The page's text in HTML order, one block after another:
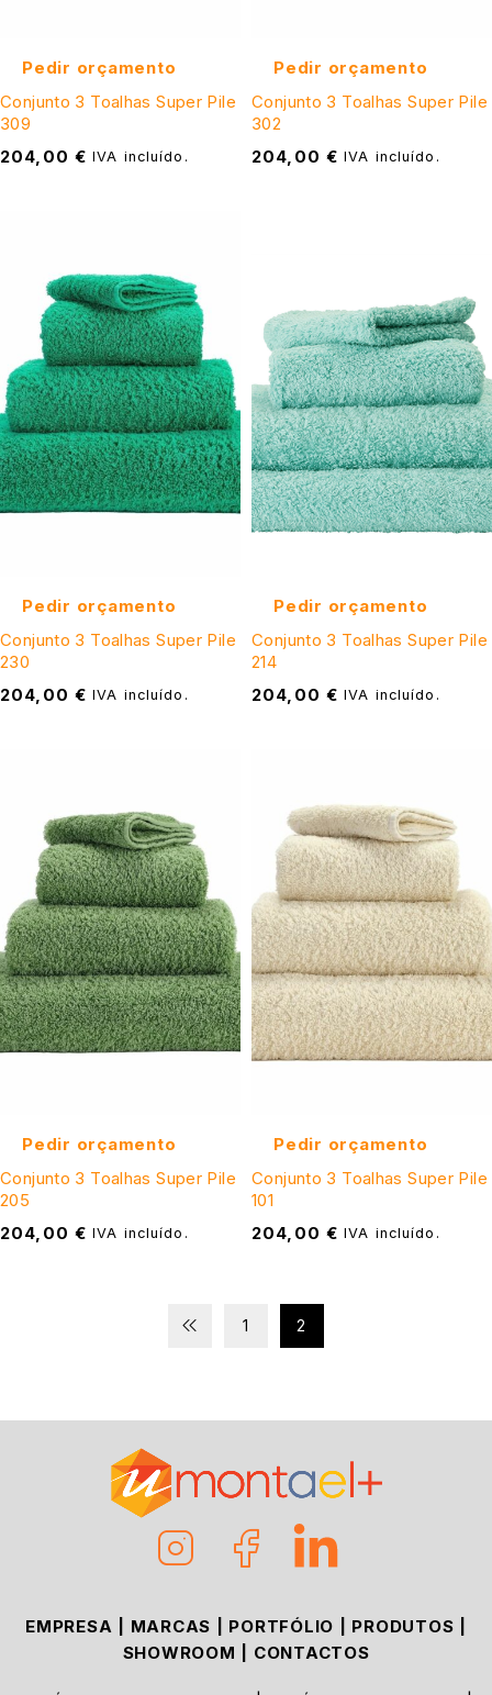
Pedir orçamento
Conjunto 3 Toalhas Super Pile
309
204,00 € IVA incluído.
Pedir orçamento
Conjunto 3 Toalhas Super Pile
302
204,00 € IVA incluído.
Pedir orçamento
Conjunto 3 Toalhas Super Pile
230
204,00 € IVA incluído.
Pedir orçamento
Conjunto 3 Toalhas Super Pile
214
204,00 € IVA incluído.
Pedir orçamento
Conjunto 3 Toalhas Super Pile
205
204,00 € IVA incluído.
Pedir orçamento
Conjunto 3 Toalhas Super Pile
101
204,00 € IVA incluído.
1 2
EMPRESA MARCAS PORTFÓLIO PRODUTOS
SHOWROOM
CONTACTOS